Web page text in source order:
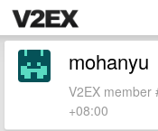
mohanyu
V2EX member
+08:00